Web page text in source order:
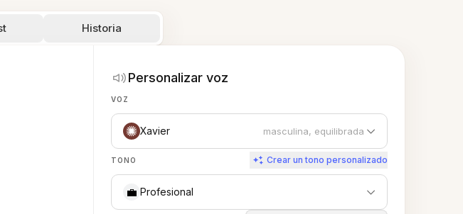
Historia
Personalizar voz
VOZ
Xavier masculina, equilibrada
TONO Crear un tono personalizado
💼 Profesional